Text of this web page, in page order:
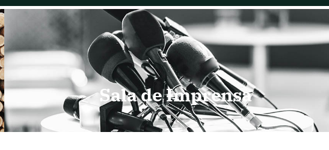
Sala de Imprensa